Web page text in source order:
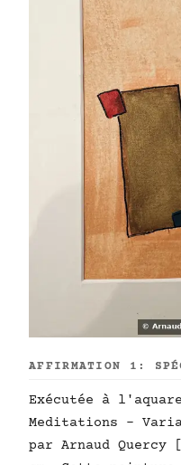
AFFIRMATION 1:
Exécutée à
Meditations -
par Arnaud Quercy